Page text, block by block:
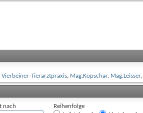
Vierbeiner-Tierarztpraxis, Mag.Kopschar, Mag.Leisser,
nach
Reihenfolge